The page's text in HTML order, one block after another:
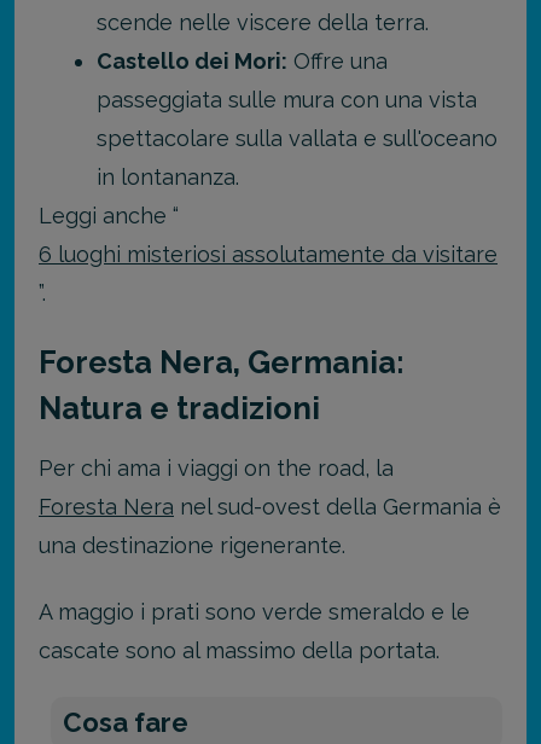
scende nelle viscere della terra.
Castello dei Mori: Offre una
passeggiata sulle mura con una vista
spettacolare sulla vallata e sull'oceano
in lontananza.
Leggi anche “
6 luoghi misteriosi assolutamente da visitare
”.
Foresta Nera, Germania:
Natura e tradizioni
Per chi ama i viaggi on the road, la
Foresta Nera nel sud-ovest della Germania è
una destinazione rigenerante.
A maggio i prati sono verde smeraldo e le
cascate sono al massimo della portata.
Cosa fare